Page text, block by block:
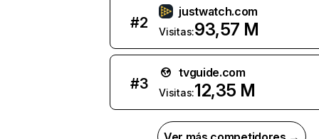
#2
justwatch.com
Visitas:93,57 M
#3
tvguide.com
Visitas:12,35 M